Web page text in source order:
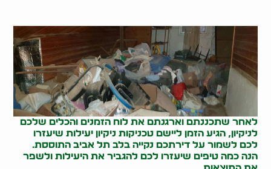
לאחר שתכננתם וארגנתם את לוח הזמנים והכלים שלכם
לניקיון, הגיע הזמן ליישם טכניקות ניקיון יעילות שיעזרו
לכם לשמור על דירתכם נקייה בלב תל אביב התוססת.
הנה כמה טיפים שיעזרו לכם להגביר את היעילות ולשפר